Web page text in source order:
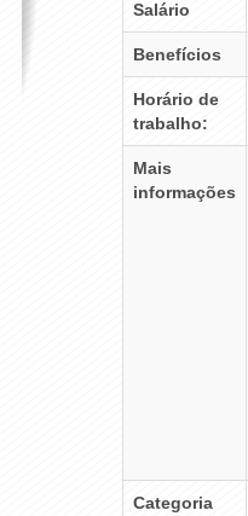
Salário
Benefícios
Horário de
trabalho:
Mais
informações
Categoria